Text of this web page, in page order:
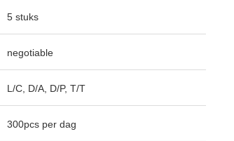
5 stuks
negotiable
L/C, D/A, D/P, T/T
300pcs per dag